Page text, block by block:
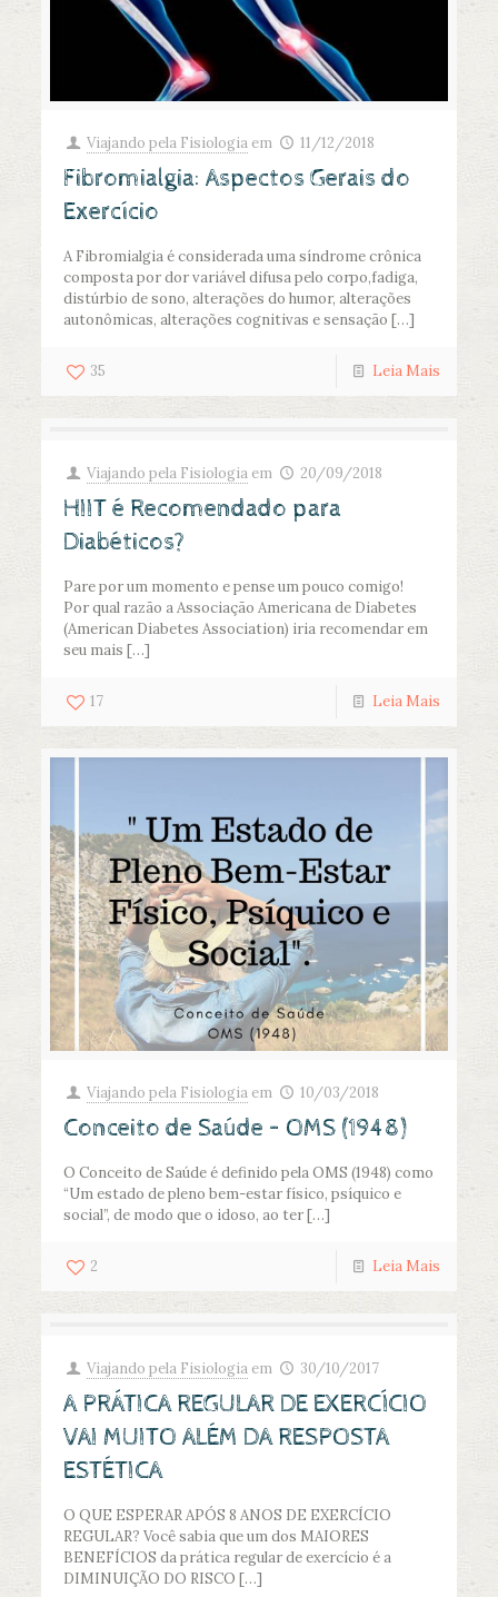
Viajando pela Fisiologia em 11/12/2018
Fibromialgia: Aspectos Gerais do
Exercício
A Fibromialgia é considerada uma síndrome crônica
composta por dor variável difusa pelo corpo,fadiga,
distúrbio de sono, alterações do humor, alterações
autonômicas, alterações cognitivas e sensação […]
35 Leia Mais
Viajando pela Fisiologia em 20/09/2018
HIIT é Recomendado para
Diabéticos?
Pare por um momento e pense um pouco comigo!
Por qual razão a Associação Americana de Diabetes
(American Diabetes Association) iria recomendar em
seu mais […]
17 Leia Mais
Viajando pela Fisiologia em 10/03/2018
Conceito de Saúde – OMS (1948)
O Conceito de Saúde é definido pela OMS (1948) como
“Um estado de pleno bem-estar físico, psíquico e
social”, de modo que o idoso, ao ter[…]
2 Leia Mais
Viajando pela Fisiologia em 30/10/2017
A PRÁTICA REGULAR DE EXERCÍCIO
VAI MUITO ALÉM DA RESPOSTA
ESTÉTICA
O QUE ESPERAR APÓS 8 ANOS DE EXERCÍCIO
REGULAR? Você sabia que um dos MAIORES
BENEFÍCIOS da prática regular de exercício é a
DIMINUIÇÃO DO RISCO […]